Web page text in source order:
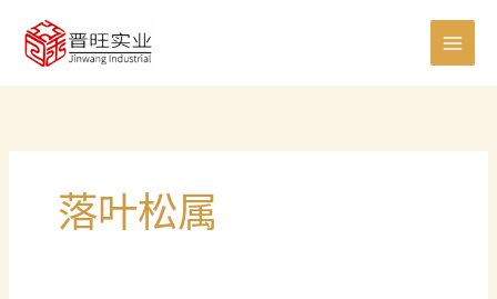
容
落叶松属